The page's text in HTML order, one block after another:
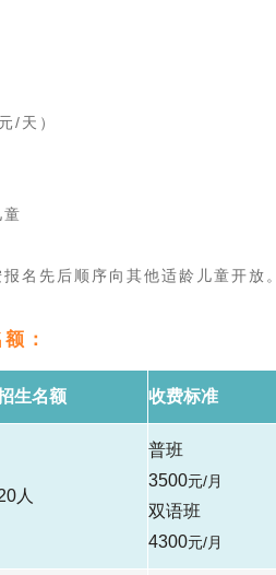
/天）
名先后顺序向其他适龄儿童开放。
：
生名额 收费标准
人
普班
3500元/月
双语班
4300元/月